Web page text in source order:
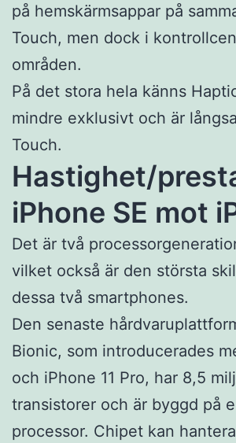
på hemskärmsappar på
Touch, men dock i
områden.
På det stora hela känns
mindre exklusivt och är
Touch.
Hastighet/
iPhone SE mot
Det är två
vilket också är den största
dessa två smartphones.
Den senaste
Bionic, som introducerades
och iPhone 11 Pro, har 8,5
transistorer och är byggd på
processor. Chipet kan